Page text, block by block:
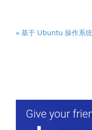
« 基于 Ubuntu 操作系